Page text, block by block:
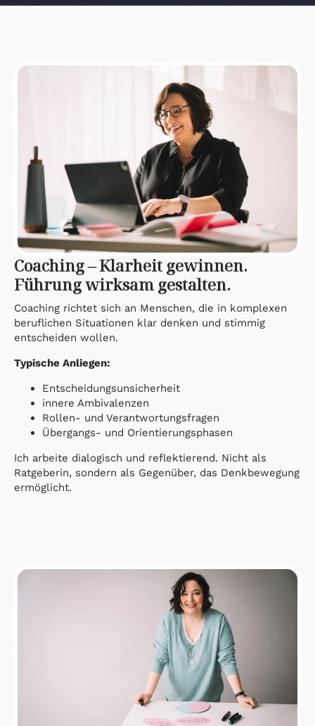
Coaching – Klarheit gewinnen.
Führung wirksam gestalten.
Coaching richtet sich an Menschen, die in komplexen
beruflichen Situationen klar denken und stimmig
entscheiden wollen.
Typische Anliegen:
Entscheidungsunsicherheit
innere Ambivalenzen
Rollen- und Verantwortungsfragen
Übergangs- und Orientierungsphasen
Ich arbeite dialogisch und reflektierend. Nicht als
Ratgeberin, sondern als Gegenüber, das Denkbewegung
ermöglicht.